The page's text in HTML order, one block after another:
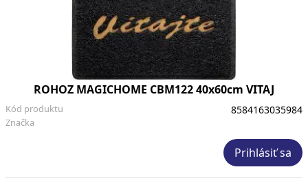
ROHOZ MAGICHOME CBM122 40x60cm VITAJ
Značka
Kód produktu 8584163035984
Prihlásiť sa